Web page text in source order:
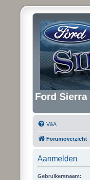
Ford
V&A
Forumoverzicht
Aanmelden
Gebruikersnaam: